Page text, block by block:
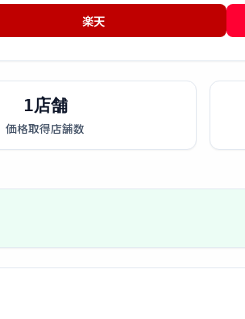
楽天
1店舗
価格取得店舗数